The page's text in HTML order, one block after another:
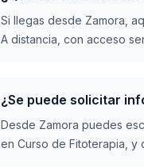
Si llegas desde Zamora,
A distancia, con acceso
¿Se puede solicitar
Desde Zamora puedes
en Curso de Fitoterapia,